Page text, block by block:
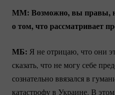
ММ: Возможно, вы правы,
о том, что рассматривает
МБ: Я не отрицаю, что они
сказать, что не могу себе
сознательно ввязался в
катастрофу в Украине. В